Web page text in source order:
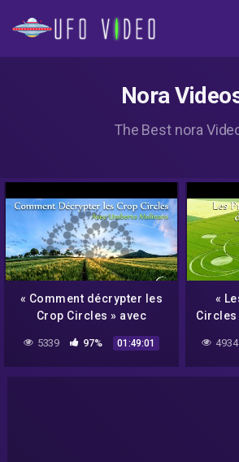
Nora
The Best nora
« Comment décrypter les
Crop Circles » avec
NURÉA TV
5339 97% 01:49:01
«
Circles